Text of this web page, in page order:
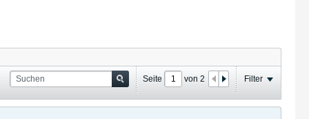
Seite von 2 Filter